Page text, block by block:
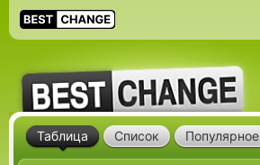
Таблица Список Популярное